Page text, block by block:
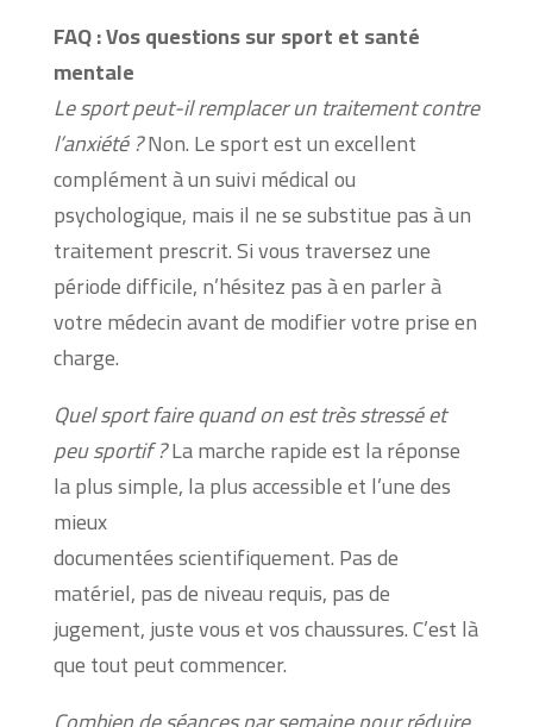
FAQ : Vos questions sur sport et santé
mentale
Le sport peut-il remplacer un traitement contre
l’anxiété ?Non. Le sport est un excellent
complément à un suivi médical ou
psychologique, mais il ne se substitue pas à un
traitement prescrit. Si vous traversez une
période difficile, n’hésitez pas à en parler à
votre médecin avant de modifier votre prise en
charge.
Quel sport faire quand on est très stressé et
peu sportif ?La marche rapide est la réponse
la plus simple, la plus accessible et l’une des
mieux
documentées scientifiquement. Pas de
matériel, pas de niveau requis, pas de
jugement, juste vous et vos chaussures. C’est là
que tout peut commencer.